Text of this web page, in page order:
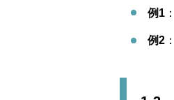
例1
例2